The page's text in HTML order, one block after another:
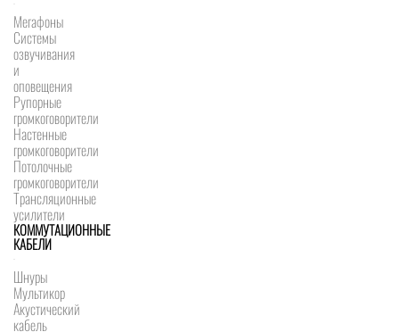
Мегафоны
Системы
озвучивания
и
оповещения
Рупорные
громкоговорители
Настенные
громкоговорители
Потолочные
громкоговорители
Трансляционные
усилители
КОММУТАЦИОННЫЕ
КАБЕЛИ
Шнуры
Мультикор
Акустический
кабель